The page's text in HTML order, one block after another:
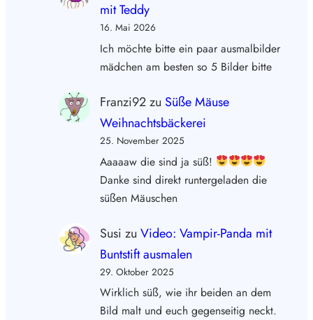
mit Teddy
16. Mai 2026
Ich möchte bitte ein paar ausmalbilder
mädchen am besten so 5 Bilder bitte
Franzi92zu Süße Mäuse
Weihnachtsbäckerei
25. November 2025
Aaaaaw die sind ja süß!
Danke sind direkt runtergeladen die
süßen Mäuschen
Susi zu Video: Vampir-Panda mit
Buntstift ausmalen
29. Oktober 2025
Wirklich süß, wie ihr beiden an dem
Bild malt und euch gegenseitig neckt.